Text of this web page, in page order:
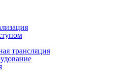
трансляция